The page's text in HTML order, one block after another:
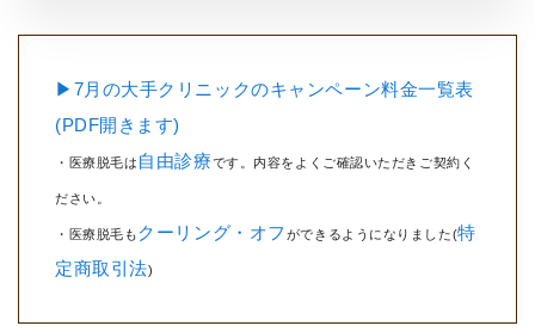
▶7月の大手クリニックのキャンペーン料金一覧表
(PDF開きます)
・医療脱毛は 自由診療です。内容をよくご確認いただきご契約く
ださい。
・医療脱毛も クーリング・オフ ができるようになりました(特
定商取引法)